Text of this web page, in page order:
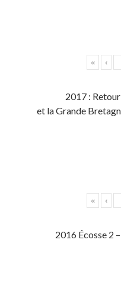
« ‹
2017 : Retour
et la Grande
« ‹
2016 Écosse 2